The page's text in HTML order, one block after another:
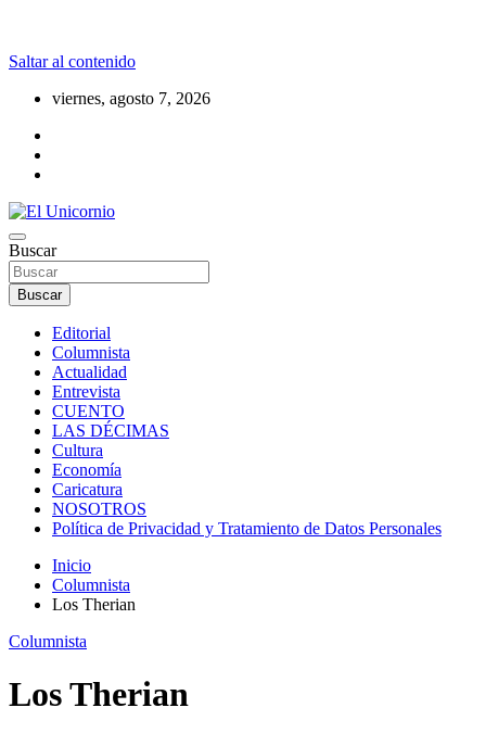
Saltar al contenido
viernes, agosto 7, 2026
El Unicornio
La realidad supera la fantasía
Buscar
Buscar
Editorial
Columnista
Actualidad
Entrevista
CUENTO
LAS DÉCIMAS
Cultura
Economía
Caricatura
NOSOTROS
Política de Privacidad y Tratamiento de Datos Personales
Inicio
Columnista
Los Therian
Columnista
Los Therian